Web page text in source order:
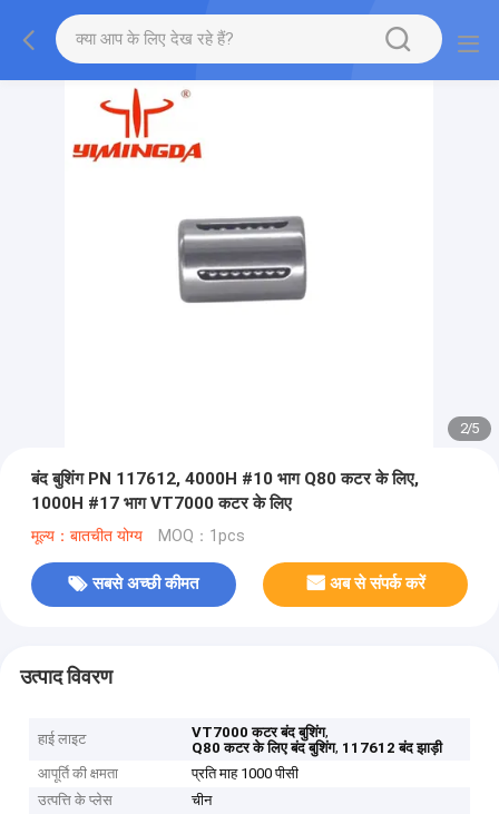
2/5
बंद बुशिंग PN 117612, 4000H #10 भाग Q80 कटर के लिए,
1000H #17 भाग VT7000 कटर के लिए
मूल्य：बातचीत योग्य MOQ：1pcs
सबसे अच्छी कीमत अब से संपर्क करें
उत्पाद विवरण
हाई लाइट VT7000 कटर बंद बुशिंग,
Q80 कटर के लिए बंद बुशिंग, 117612 बंद झाड़ी
आपूर्ति की क्षमता
प्रति माह 1000 पीसी
उत्पत्ति के प्लेस
चीन